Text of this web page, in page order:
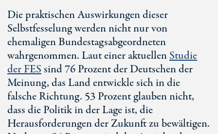
Die praktischen Auswirkungen dieser
Selbstfesselung werden nicht nur von
ehemaligen Bundestagsabgeordneten
wahrgenommen. Laut einer aktuellenStudie
der FESsind76 Prozentder Deutschen der
Meinung, das Land entwickle sich in die
falsche Richtung. 53 Prozentglauben nicht,
dass die Politik in der Lage ist, die
Herausforderungen der Zukunft zu bewältigen.